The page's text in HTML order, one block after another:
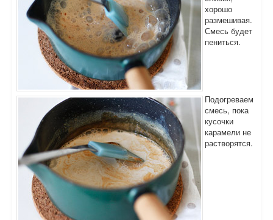
хорошо
размешивая.
Смесь будет
пениться.
Подогреваем
смесь, пока
кусочки
карамели не
растворятся.